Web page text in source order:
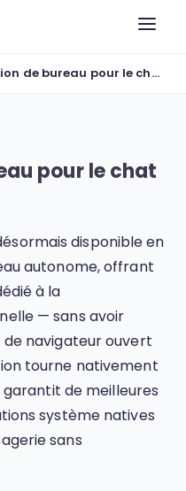
Application de bureau pour le chat d’équipe
pour le chat
disponible en
autonome, offrant
à la
— sans avoir
navigateur ouvert
tourne nativement
de meilleures
système natives
sans